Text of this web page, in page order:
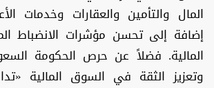
إضافة إلى تحسن مؤشرات الانضباط
المالية. فضلاً عن حرص الحكومة
وتعزيز الثقة في السوق المالية